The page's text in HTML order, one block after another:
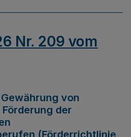
Nr. 209 vom
von
der
(Förderrichtlinie